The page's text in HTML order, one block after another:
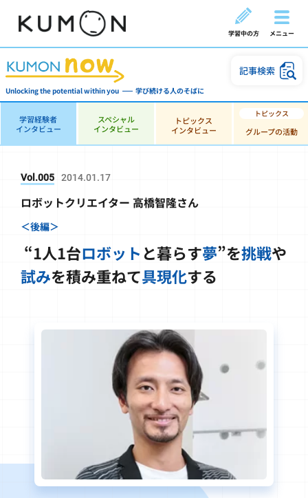
学習中の方 メニュー
Unlocking the potential within you 学び続ける人のそばに
記事検索
学習経験者
インタビュー
スペシャル
インタビュー
トピックス
インタビュー
グループの活動
Vol.005 2014.01.17
ロボットクリエイター 高橋智隆さん
＜後編＞
“1人1台ロボット と暮らす夢”を挑戦や
試みを積み重ねて具現化する